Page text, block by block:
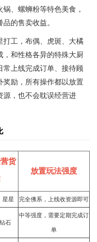
、螺蛳粉等特色美食，
的售卖收益。
工，布偶、虎斑、大橘
，和性格各异的特殊大厨
上线完成订单、接待顾
励，所有操作都以放置
源，也不会耽误经营进
货
放置玩法强度
星星 完全佛系，上线收资源即可
石
中等强度，需要定期完成订
单